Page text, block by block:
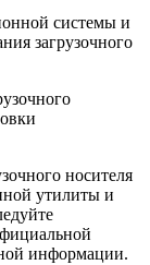
системы и
загрузочного
носителя
утилиты и
информации.